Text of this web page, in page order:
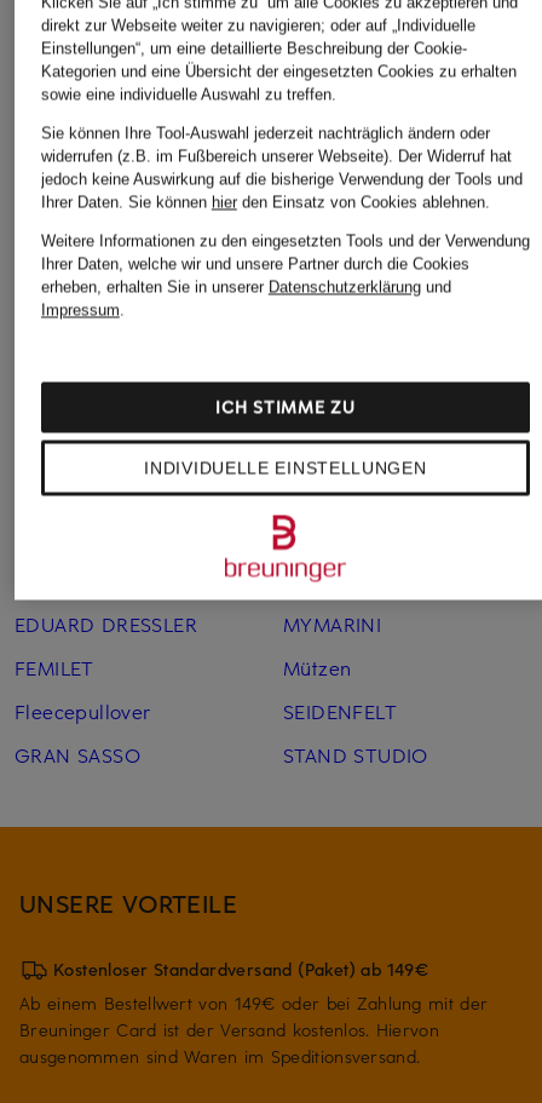
TOM FORD Gürtel
TOM FORD Herren
TOM FORD Jacken
TOM FORD Krawatten
TOM FORD Lippenstift
TOM FORD Shirts
TOM FORD Sonnenbrillen
TOM FORD Stoffhosen
TOM FORD Taschen
Weitere Marken
120%lino
BLACK PALMS THE LABEL
CINZIA ROCCA
EA7 EMPORIO ARMANI
EDUARD DRESSLER
FEMILET
Fleecepullover
GRAN SASSO
LANVIN
Mackage
MARNI
mey
mini rodini
MYMARINI
Mützen
SEIDENFELT
STAND STUDIO
UNSERE VORTEILE
Kostenloser Standardversand (Paket) ab 149€
Ab einem Bestellwert von 149€ oder bei Zahlung mit der
Breuninger Card ist der Versand kostenlos. Hiervon
ausgenommen sind Waren im Speditionsversand.
direkt zur Webseite weiter zu navigieren; oder auf „Individuelle
Einstellungen“, um eine detaillierte Beschreibung der Cookie-
Kategorien und eine Übersicht der eingesetzten Cookies zu erhalten
sowie eine individuelle Auswahl zu treffen.
Sie können Ihre Tool-Auswahl jederzeit nachträglich ändern oder
widerrufen (z.B. im Fußbereich unserer Webseite). Der Widerruf hat
jedoch keine Auswirkung auf die bisherige Verwendung der Tools und
Ihrer Daten. Sie können hierden Einsatz von Cookies ablehnen.
Weitere Informationen zu den eingesetzten Tools und der Verwendung
Ihrer Daten, welche wir und unsere Partner durch die Cookies
erheben, erhalten Sie in unserer Datenschutzerklärungund
Impressum.
INDIVIDUELLE EINSTELLUNGEN
ICH STIMME ZU